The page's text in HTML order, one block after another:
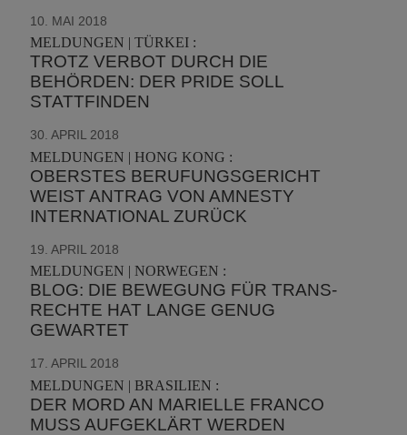
10. MAI 2018
MELDUNGEN | TÜRKEI :
TROTZ VERBOT DURCH DIE
BEHÖRDEN: DER PRIDE SOLL
STATTFINDEN
30. APRIL 2018
MELDUNGEN | HONG KONG :
OBERSTES BERUFUNGSGERICHT
WEIST ANTRAG VON AMNESTY
INTERNATIONAL ZURÜCK
19. APRIL 2018
MELDUNGEN | NORWEGEN :
BLOG: DIE BEWEGUNG FÜR TRANS-
RECHTE HAT LANGE GENUG
GEWARTET
17. APRIL 2018
MELDUNGEN | BRASILIEN :
DER MORD AN MARIELLE FRANCO
MUSS AUFGEKLÄRT WERDEN